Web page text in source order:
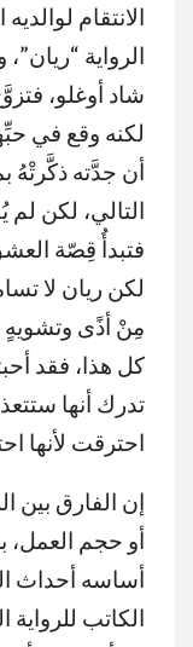
الانتقام
الرواية “ريان”،
شاد أوغلو،
لكنه وقع في
أن جدَّته ذكَّرتْهُ
التالي، لكن لم
فتبدأُ قِصّة
لكن ريان لا
مِنْ أذًى وتشويهٍ
كل هذا، فقد
تدرك أنها
احترقت لأنها
إن الفارق بين
أو حجم العمل،
أساسه أحداث
الكاتب للرواية